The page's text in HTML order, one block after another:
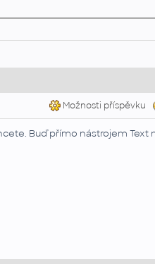
Možnosti příspěvku
Buď přímo nástrojem